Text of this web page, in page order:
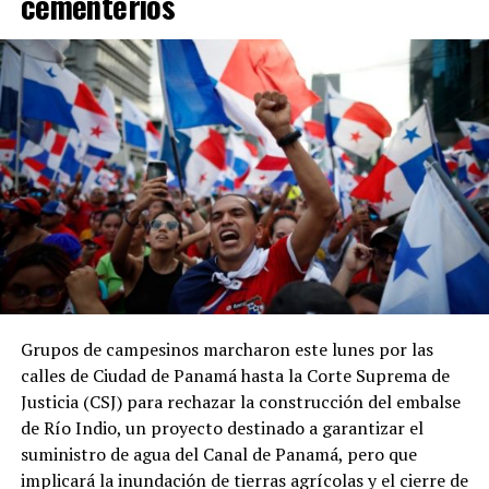
Asimismo, entre 2023 y 2024 la recaudación tributaria
panameña disminuyó de 11.9 % a 11.3 % del PIB, en
contraste con el incremento de 0.2 puntos
porcentuales registrado por el promedio regional.
Los datos coinciden con las estadísticas del Ministerio
de Economía y Finanzas (MEF), que muestran una
tendencia descendente en los ingresos del Gobierno
Central. La relación entre los ingresos tributarios y el
PIB pasó de 13 % en 2012 a 7.1 % en 2025, mientras que
los ingresos totales del Gobierno Central disminuyeron
Especialistas consultados atribuyen este desempeño a la
amplia cantidad de incentivos y exoneraciones fiscales
vigentes en el país.
Grupos de campesinos marcharon este lunes por las
calles de Ciudad de Panamá hasta la Corte Suprema de
Justicia (CSJ) para rechazar la construcción del embalse
de Río Indio, un proyecto destinado a garantizar el
suministro de agua del Canal de Panamá, pero que
implicará la inundación de tierras agrícolas y el cierre de